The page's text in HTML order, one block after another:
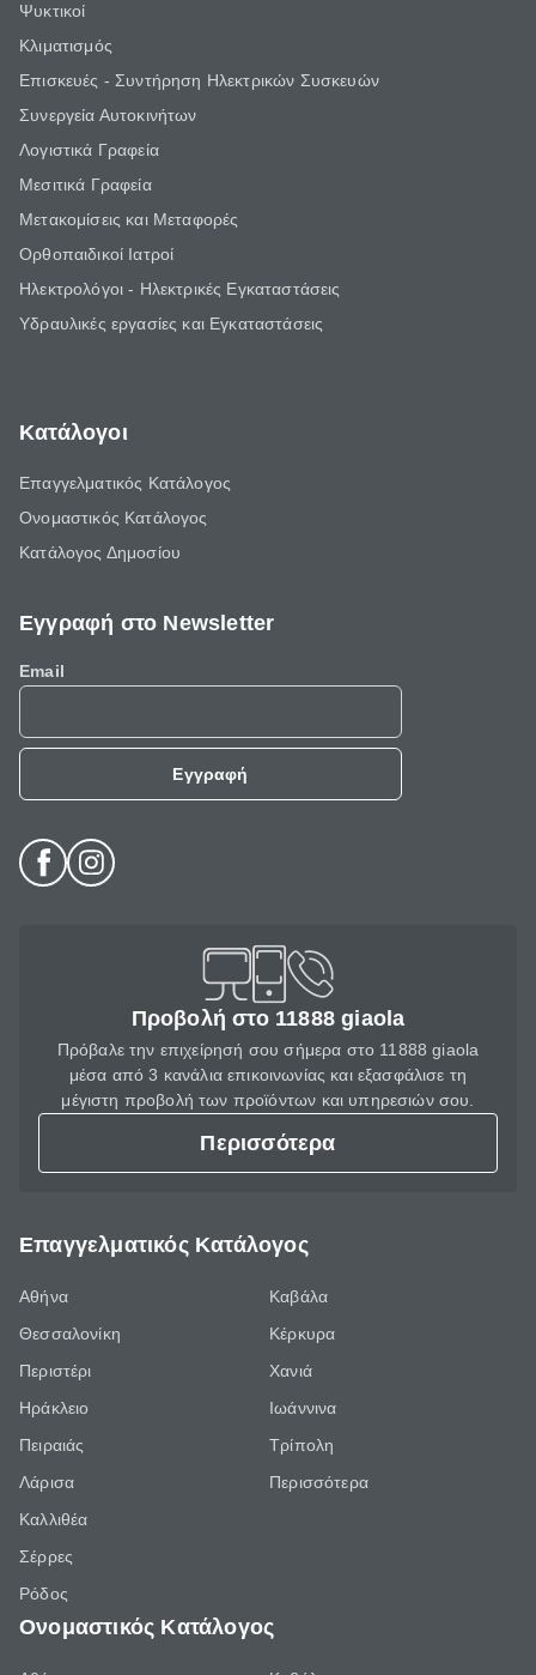
Ψυκτικοί
Κλιματισμός
Επισκευές - Συντήρηση Ηλεκτρικών Συσκευών
Συνεργεία Αυτοκινήτων
Λογιστικά Γραφεία
Μεσιτικά Γραφεία
Μετακομίσεις και Μεταφορές
Ορθοπαιδικοί Ιατροί
Ηλεκτρολόγοι - Ηλεκτρικές Εγκαταστάσεις
Υδραυλικές εργασίες και Εγκαταστάσεις
Κατάλογοι
Επαγγελματικός Κατάλογος
Ονομαστικός Κατάλογος
Κατάλογος Δημοσίου
Εγγραφή στο Newsletter
Email
Εγγραφή
Προβολή στο 11888 giaola
Πρόβαλε την επιχείρησή σου σήμερα στο 11888 giaola
μέσα από 3 κανάλια επικοινωνίας και εξασφάλισε τη
μέγιστη προβολή των προϊόντων και υπηρεσιών σου.
Περισσότερα
Επαγγελματικός Κατάλογος
Αθήνα
Θεσσαλονίκη
Περιστέρι
Ηράκλειο
Πειραιάς
Λάρισα
Καλλιθέα
Σέρρες
Ρόδος
Καβάλα
Κέρκυρα
Χανιά
Ιωάννινα
Τρίπολη
Περισσότερα
Ονομαστικός Κατάλογος